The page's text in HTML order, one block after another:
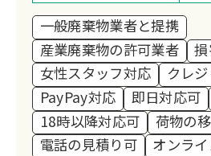
一般廃棄物業者と提携
産業廃棄物の許可業者
女性スタッフ対応
クレ
PayPay対応
即日対応可
18時以降対応可
荷物の
電話の見積り可
オンラ